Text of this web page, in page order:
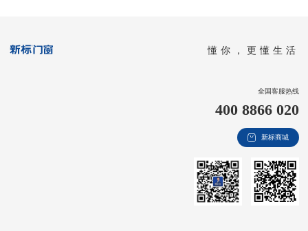
懂你，更懂生活
全国客服热线
400 8866 020
新标商城